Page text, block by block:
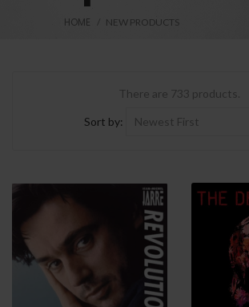
HOME NEW PRODUCTS
There are 733 products.
Sort by: Newest First